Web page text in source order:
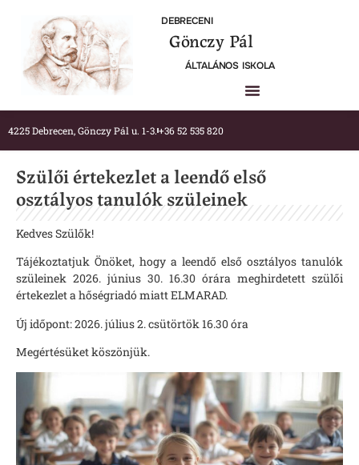
DEBRECENI
Gönczy Pál
ÁLTALÁNOS ISKOLA
4225 Debrecen, Gönczy Pál u. 1-3.+36 52 535 820
Szülői értekezlet a leendő első
osztályos tanulók szüleinek
Kedves Szülők!
Tájékoztatjuk Önöket, hogy a leendő első osztályos tanulók
szüleinek 2026. június 30. 16.30 órára meghirdetett szülői
értekezlet a hőségriadó miatt ELMARAD.
Új időpont: 2026. július 2. csütörtök 16.30 óra
Megértésüket köszönjük.